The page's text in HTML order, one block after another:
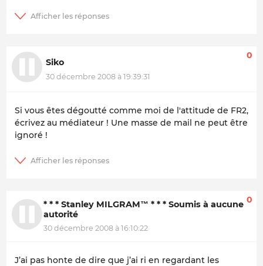
Siko
30 décembre 2008 à 19:39:31
0
Si vous êtes dégoutté comme moi de l'attitude de FR2,
écrivez au médiateur ! Une masse de mail ne peut être
ignoré !
* * * Stanley MILGRAM™ * * * Soumis à aucune
autorité
30 décembre 2008 à 16:10:22
0
J’ai pas honte de dire que j’ai ri en regardant les